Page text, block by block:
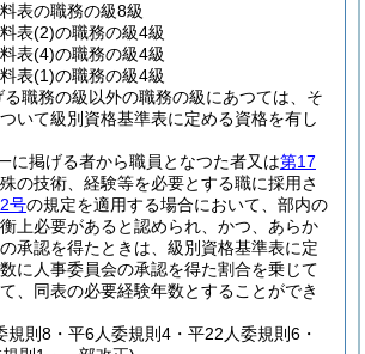
表の職務の級8級
表(2)の職務の級4級
表(4)の職務の級4級
表(1)の職務の級4級
る職務の級以外の職務の級にあつては、そ
いて級別資格基準表に定める資格を有し
に掲げる者から職員となつた者又は第17
の技術、経験等を必要とする職に採用さ
号の規定を適用する場合において、部内の
上必要があると認められ、かつ、あらか
承認を得たときは、級別資格基準表に定
に人事委員会の承認を得た割合を乗じて
、同表の必要経験年数とすることができ
規則8・平6人委規則4・平22人委規則6・